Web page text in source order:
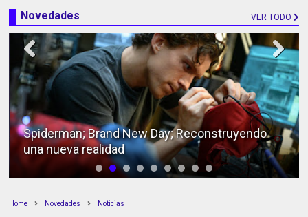
Novedades VER TODO
Spiderman; Brand New Day; Reconstruyendo
una nueva realidad
Home Novedades Noticias